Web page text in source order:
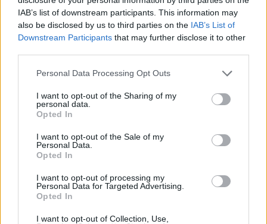
IAB’s list of downstream participants. This information may
also be disclosed by us to third parties on the IAB’s List of
Downstream Participants that may further disclose it to other
Please note that this website/app uses one or more Google
not limited to your visit or usage behaviour. You may click to
grant or deny consent to Google and its third-party tags to
use your data for below specified purposes in below Google
consent section.
Personal Data Processing Opt Outs
I want to opt-out of the Sharing of my
personal data.
Opted In
I want to opt-out of the Sale of my
Personal Data.
Opted In
I want to opt-out of processing my
Personal Data for Targeted Advertising.
Opted In
I want to opt-out of Collection, Use,
boxeadores se encuentran atrapados en una rutina
de ganar y gastar, olvidando la importancia del
entrenamiento y la disciplina. La historia de Olivares
eclipsado por decisiones personales.